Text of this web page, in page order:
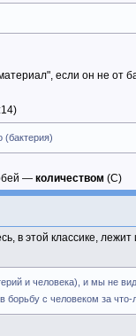
если он не от
(бактерия)
— количеством (С)
в этой классике,
и человека), и мы не
борьбу с человеком за